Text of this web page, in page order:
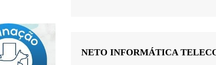
NETO INFORMÁTICA